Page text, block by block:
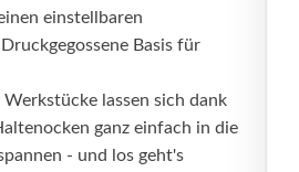
einstellbaren
Basis für
lassen sich dank
ganz einfach in die
- und los geht's